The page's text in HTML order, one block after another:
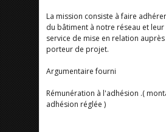
La mission consiste à faire
du bâtiment à notre réseau et
service de mise en relation
porteur de projet.
Argumentaire fourni
Rémunération à l'adhésion .(
adhésion réglée )